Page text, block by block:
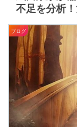
不足を分析
ブログ